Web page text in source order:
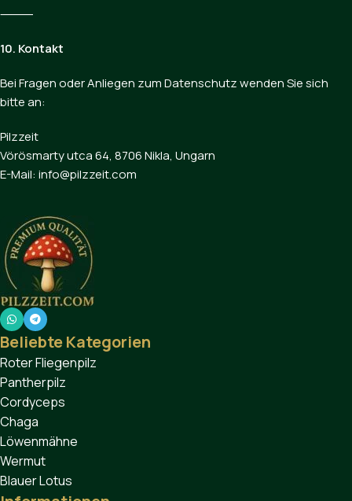
⸻
10. Kontakt
Bei Fragen oder Anliegen zum Datenschutz wenden Sie sich
bitte an:
Pilzzeit
Vörösmarty utca 64, 8706 Nikla, Ungarn
E-Mail: info@pilzzeit.com
Beliebte Kategorien
Roter Fliegenpilz
Pantherpilz
Cordyceps
Chaga
Löwenmähne
Wermut
Blauer Lotus